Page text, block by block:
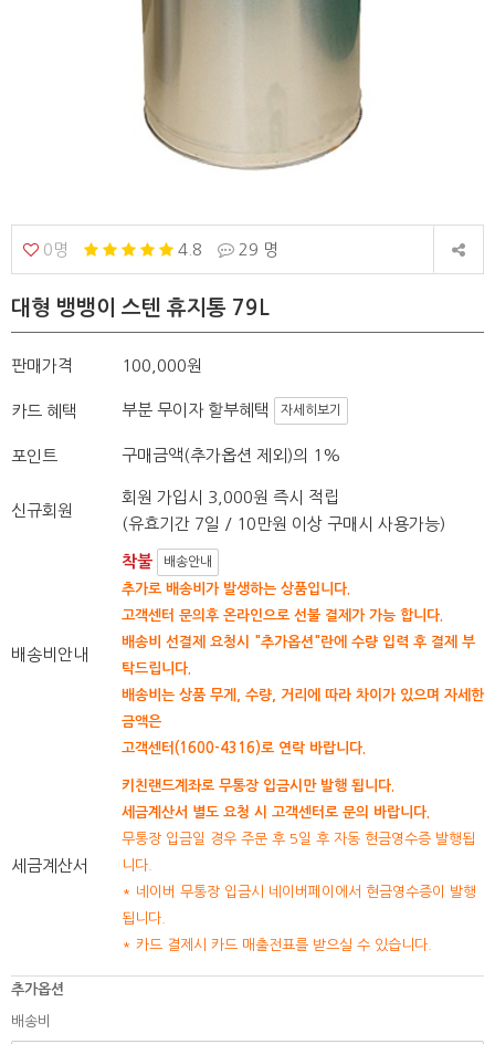
0명 4.8 29 명
대형 뱅뱅이 스텐 휴지통 79L
판매가격 100,000원
카드 혜택 부분 무이자 할부혜택 자세히보기
포인트 구매금액(추가옵션 제외)의 1%
신규회원
회원 가입시 3,000원 즉시 적립
(유효기간 7일 / 10만원 이상 구매시 사용가능)
배송비안내
착불 배송안내
추가로 배송비가 발생하는 상품입니다.
고객센터 문의후 온라인으로 선불 결제가 가능 합니다.
배송비 선결제 요청시 "추가옵션"란에 수량 입력 후 결제 부
탁드립니다.
배송비는 상품 무게, 수량, 거리에 따라 차이가 있으며 자세한
금액은
고객센터(1600-4316)로 연락 바랍니다.
세금계산서
키친랜드계좌로 무통장 입금시만 발행 됩니다.
세금계산서 별도 요청 시 고객센터로 문의 바랍니다.
무통장 입금일 경우 주문 후 5일 후 자동 현금영수증 발행됩
니다.
* 네이버 무통장 입금시 네이버페이에서 현금영수증이 발행
됩니다.
* 카드 결제시 카드 매출전표를 받으실 수 있습니다.
추가옵션
배송비